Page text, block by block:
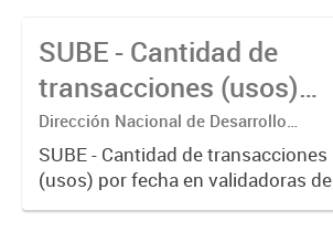
SUBE - Cantidad de
transacciones (usos)
por fecha
Dirección Nacional de Desarrollo
Tecnológico - Ministerio de Transporte.
SUBE - Cantidad de transacciones
(usos) por fecha en validadoras de
la red SUBE.